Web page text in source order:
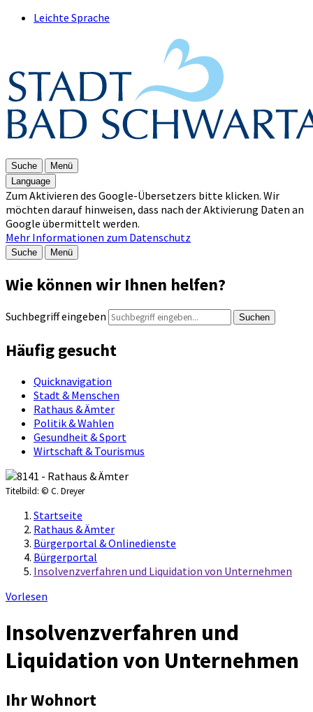
Leichte Sprache
Suche
Menü
Language
Zum Aktivieren des Google-Übersetzers bitte klicken. Wir
möchten darauf hinweisen, dass nach der Aktivierung Daten an
Google übermittelt werden.
Mehr Informationen zum Datenschutz
Suche Menü
Wie können wir Ihnen helfen?
Suchbegriff eingeben Suchen
Häufig gesucht
Quicknavigation
Stadt & Menschen
Rathaus & Ämter
Politik & Wahlen
Gesundheit & Sport
Wirtschaft & Tourismus
Titelbild: © C. Dreyer
Startseite
Rathaus & Ämter
Bürgerportal & Onlinedienste
Bürgerportal
Insolvenzverfahren und Liquidation von Unternehmen
Vorlesen
Insolvenzverfahren und
Liquidation von Unternehmen
Ihr Wohnort